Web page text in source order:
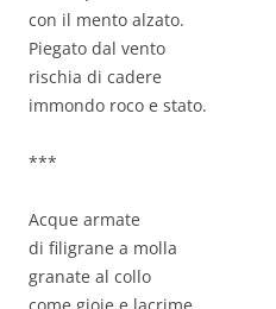
con il mento alzato.
Piegato dal vento
rischia di cadere
immondo roco e stato.
***
Acque armate
di filigrane a molla
granate al collo